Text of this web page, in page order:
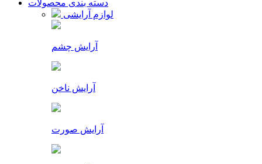
دسته بندی محصولات
لوازم آرایشی
آرایش چشم
آرایش ناخن
آرایش صورت